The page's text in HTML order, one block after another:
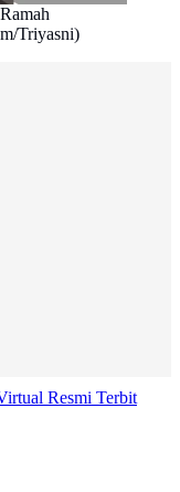
Triyasni)
Resmi Terbit